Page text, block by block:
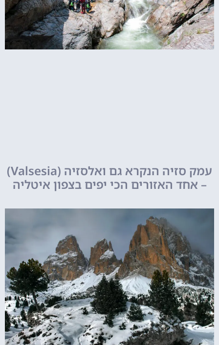
עמק סזיה הנקרא גם ואלסזיה (Valsesia)
– אחד האזורים הכי יפים בצפון איטליה